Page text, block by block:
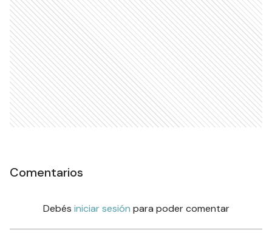
Comentarios
Debés iniciar sesión para poder comentar